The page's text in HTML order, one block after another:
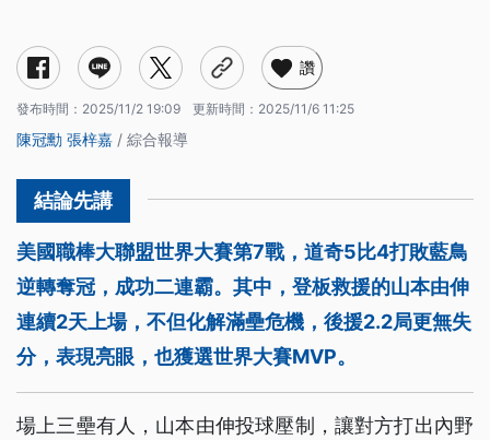
讚
發布時間： 2025/11/2 19:09 更新時間： 2025/11/6 11:25
陳冠勳 張梓嘉 / 綜合報導
美國職棒大聯盟世界大賽第7戰，道奇5比4打敗藍鳥
逆轉奪冠，成功二連霸。其中，登板救援的山本由伸
連續2天上場，不但化解滿壘危機，後援2.2局更無失
分，表現亮眼，也獲選世界大賽MVP。
場上三壘有人，山本由伸投球壓制，讓對方打出內野